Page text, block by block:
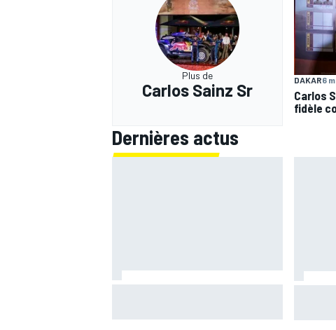
Plus de
Carlos Sainz Sr
DAKAR6 m
Carlos
fidèle
Dernières actus